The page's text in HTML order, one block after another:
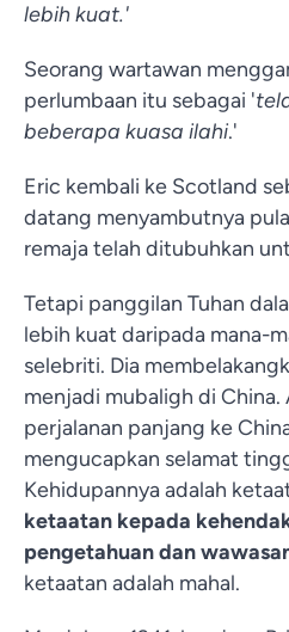
lebih kuat.'
Seorang wartawan
perlumbaan itu sebagai '
beberapa kuasa ilahi.'
Eric kembali ke Scotland
datang menyambutnya
remaja telah ditubuhkan
Tetapi panggilan Tuhan
lebih kuat daripada mana-
selebriti. Dia
menjadi mubaligh di China.
perjalanan panjang ke
mengucapkan selamat
Kehidupannya adalah
ketaatan kepada
pengetahuan dan
ketaatan adalah mahal.